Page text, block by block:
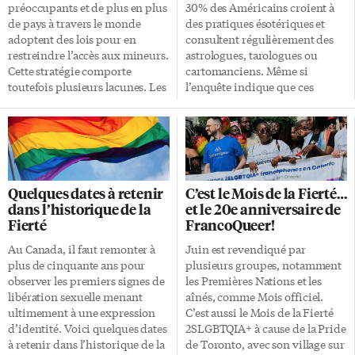
préoccupants et de plus en plus
de pays à travers le monde
adoptent des lois pour en
restreindre l’accès aux mineurs.
Cette stratégie comporte
toutefois plusieurs lacunes. Les
sociaux pour les jeunes sont
bien connus. Par exemple, une
étude réalisée en 2025 a révélé
que les enfants qui y sont actifs
sont deux fois plus à risque que
les autres de rapporter des
symptômes de dépression ou
d’anxiété. En réaction à ces
préoccupations grandissantes,
des pays ont décidé d’agir. C’est
l’Australie qui a démarré le bal
[…]
30% des Américains croient à
des pratiques ésotériques et
consultent régulièrement des
astrologues, tarologues ou
cartomanciens. Même si
l’enquête indique que ces
s’amuser» et déclarent ne se fier
qu’«un peu» aux informations
obtenues par la divination, la
persistance – et l’augmentation
apparente – de ces pratiques
semble montrer qu’il y a
quelque chose de plus profond
en jeu. Les humains se sont
toujours tournés vers la
divination pour trouver des
réponses à leurs questions et
acquérir des connaissances qui
pourraient les aider à se
préparer pour l’avenir, en […]
Quelques dates à retenir
dans l’historique de la
Fierté
Au Canada, il faut remonter à
plus de cinquante ans pour
observer les premiers signes de
libération sexuelle menant
ultimement à une expression
d’identité. Voici quelques dates
à retenir dans l’historique de la
C’est le Mois de la Fierté…
et le 20e anniversaire de
FrancoQueer!
Juin est revendiqué par
plusieurs groupes, notamment
les Premières Nations et les
aînés, comme Mois officiel.
C’est aussi le Mois de la Fierté
2SLGBTQIA+ à cause de la Pride
de Toronto, avec son village sur